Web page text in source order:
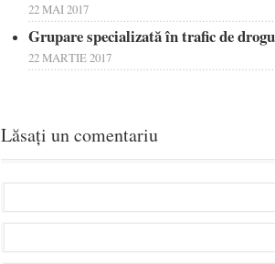
22 MAI 2017
Grupare specializată în trafic de
22 MARTIE 2017
Lăsați un comentariu